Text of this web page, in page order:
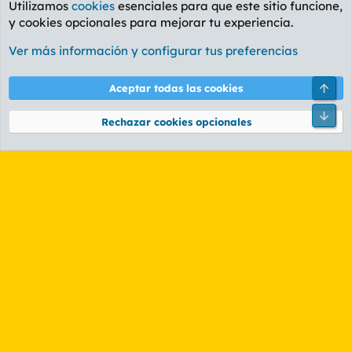
La Whiskería
Cookies
PL OLDSTYLE AMARILLO
Términos y reglas Política de privacidad Ayuda
Community platform by XenForo® © 2010-2026 XenForo Ltd.
Utilizamos cookies esenciales para que este sitio funcione,
y cookies opcionales para mejorar tu experiencia.
Ver más información y configurar tus preferencias
Aceptar todas las cookies
Rechazar cookies opcionales
Pie